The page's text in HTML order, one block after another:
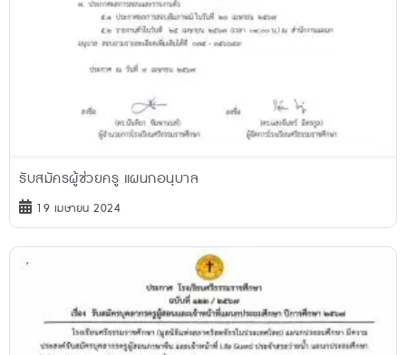
รับสมัครผู้ช่วยครู แผนกอนุบาล
19 เมษายน 2024